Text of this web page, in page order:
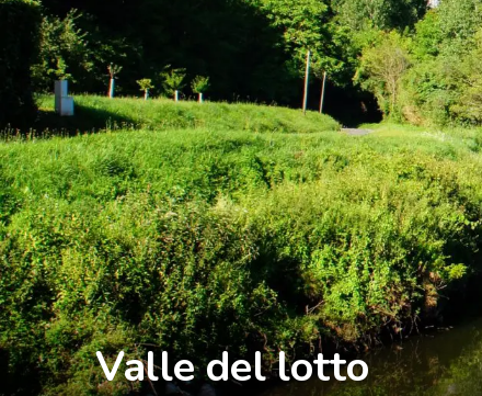
Valle del lotto